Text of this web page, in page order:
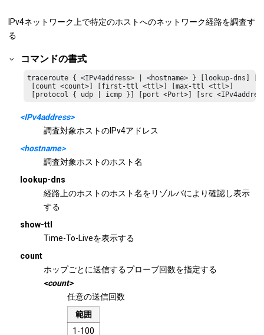
IPv4ネットワーク上で特定のホストへのネットワーク経路を調査す
る
コマンドの書式
traceroute { <IPv4address> | <hostname> } [lookup-dns]
[count <count>] [first-ttl <ttl>] [max-ttl <ttl>]
[protocol { udp | icmp }] [port <Port>] [src
<IPv4address>
調査対象ホストのIPv4アドレス
<hostname>
調査対象ホストのホスト名
lookup-dns
経路上のホストのホスト名をリゾルバにより確認し表示
する
show-ttl
Time-To-Liveを表示する
count
ホップごとに送信するプローブ回数を指定する
<count>
任意の送信回数
範囲
1-100